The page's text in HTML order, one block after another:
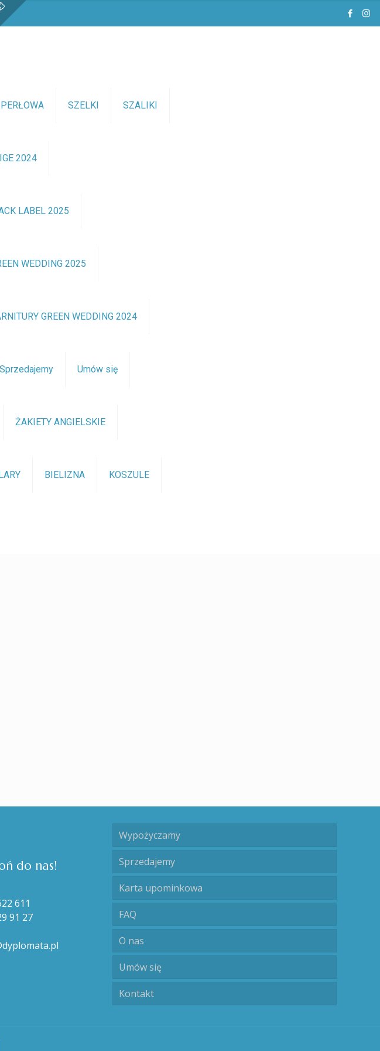
SZELKI SZALIKI
2024
LABEL 2025
WEDDING 2025
GREEN WEDDING 2024
Sprzedajemy Umów się
ŻAKIETY ANGIELSKIE
BIELIZNA KOSZULE
do nas!
611
91 27
Wypożyczamy
Sprzedajemy
Karta upominkowa
FAQ
O nas
Umów się
Kontakt